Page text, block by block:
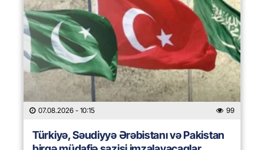
07.08.2026 - 10:15 99
Türkiyə, Səudiyyə Ərəbistanı və Pakistan